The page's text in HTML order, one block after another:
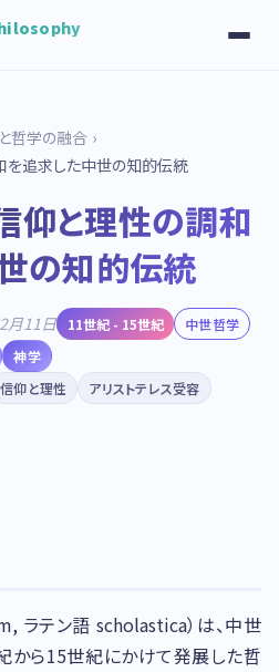
哲学の融合
を追求した中世の知的伝統
仰と理性の調和
の知的伝統
月11日 11世紀 - 15世紀
中世哲学
神学
信仰と理性
アリストテレス受容
ラテン語 scholastica）は、中世
から15世紀にかけて発展した哲